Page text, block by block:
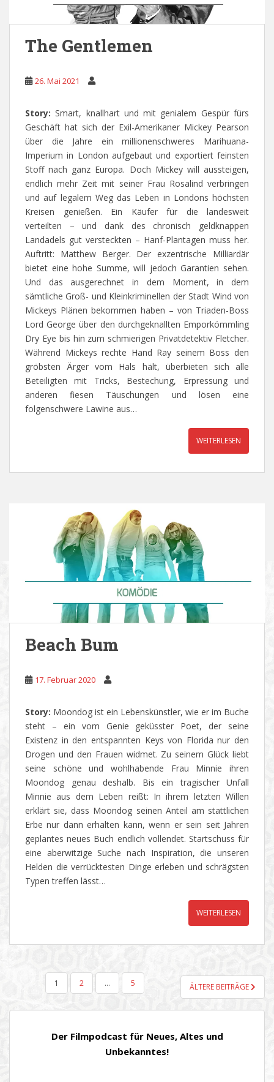
The Gentlemen
26. Mai 2021
Story: Smart, knallhart und mit genialem Gespür fürs
Geschäft hat sich der Exil-Amerikaner Mickey Pearson
über die Jahre ein millionenschweres Marihuana-
Imperium in London aufgebaut und exportiert feinsten
Stoff nach ganz Europa. Doch Mickey will aussteigen,
endlich mehr Zeit mit seiner Frau Rosalind verbringen
und auf legalem Weg das Leben in Londons höchsten
Kreisen genießen. Ein Käufer für die landesweit
verteilten – und dank des chronisch geldknappen
Landadels gut versteckten – Hanf-Plantagen muss her.
Auftritt: Matthew Berger. Der exzentrische Milliardär
bietet eine hohe Summe, will jedoch Garantien sehen.
Und das ausgerechnet in dem Moment, in dem
sämtliche Groß- und Kleinkriminellen der Stadt Wind von
Mickeys Plänen bekommen haben – von Triaden-Boss
Lord George über den durchgeknallten Emporkömmling
Dry Eye bis hin zum schmierigen Privatdetektiv Fletcher.
Während Mickeys rechte Hand Ray seinem Boss den
gröbsten Ärger vom Hals hält, überbieten sich alle
Beteiligten mit Tricks, Bestechung, Erpressung und
anderen fiesen Täuschungen und lösen eine
folgenschwere Lawine aus…
WEITERLESEN
Beach Bum
17. Februar 2020
Story: Moondog ist ein Lebenskünstler, wie er im Buche
steht – ein vom Genie geküsster Poet, der seine
Existenz in den entspannten Keys von Florida nur den
Drogen und den Frauen widmet. Zu seinem Glück liebt
seine schöne und wohlhabende Frau Minnie ihren
Moondog genau deshalb. Bis ein tragischer Unfall
Minnie aus dem Leben reißt: In ihrem letzten Willen
erklärt sie, dass Moondog seinen Anteil am stattlichen
Erbe nur dann erhalten kann, wenn er sein seit Jahren
geplantes neues Buch endlich vollendet. Startschuss für
eine aberwitzige Suche nach Inspiration, die unseren
Helden die verrücktesten Dinge erleben und schrägsten
Typen treffen lässt…
WEITERLESEN
SEITENNUMMERIERUNG
BEITRÄGE
1 2 … 5 ÄLTERE BEITRÄGE
Der Filmpodcast für Neues, Altes und
Unbekanntes!